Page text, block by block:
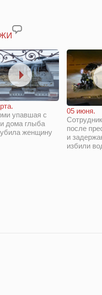
упавшая с
дома глыба
женщину
05 июня.
после
и
избили